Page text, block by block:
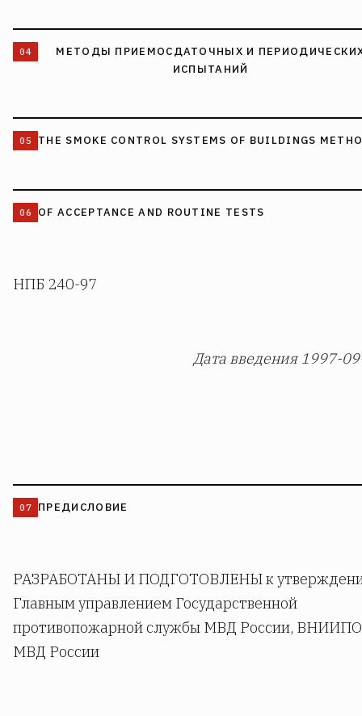
МЕТОДЫ ПРИЕМОСДАТОЧНЫХ И
ИСПЫТАНИЙ
THE SMOKE CONTROL SYSTEMS OF BUILDINGS
OF ACCEPTANCE AND ROUTINE TESTS
НПБ 240-97
Дата введения 1997-
ПРЕДИСЛОВИЕ
РАЗРАБОТАНЫ И ПОДГОТОВЛЕНЫ к
Главным управлением Государственной
противопожарной службы МВД России, ВНИИПО
МВД России